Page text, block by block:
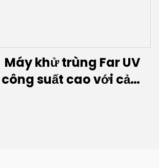
Máy khử trùng Far UV
công suất cao với cảm